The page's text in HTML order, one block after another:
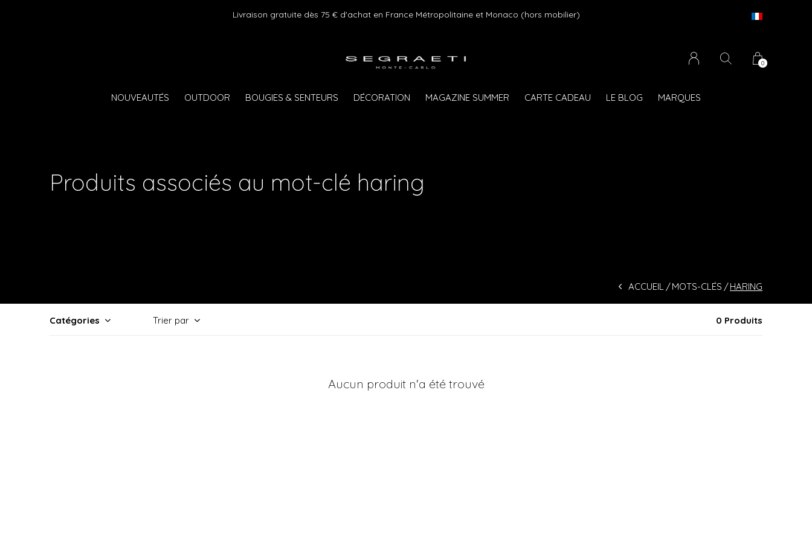
NOUVEAUTÉS OUTDOOR BOUGIES & SENTEURS DÉCORATION MAGAZINE SUMMER CARTE CADEAU LE BLOG MARQUES
0
Livraison gratuite dès 75 € d'achat en France Métropolitaine et Monaco (hors mobilier)
Produits associés au mot-clé haring
ACCUEIL MOTS-CLÉS HARING
Catégories Trier par 0 Produits
Aucun produit n'a été trouvé